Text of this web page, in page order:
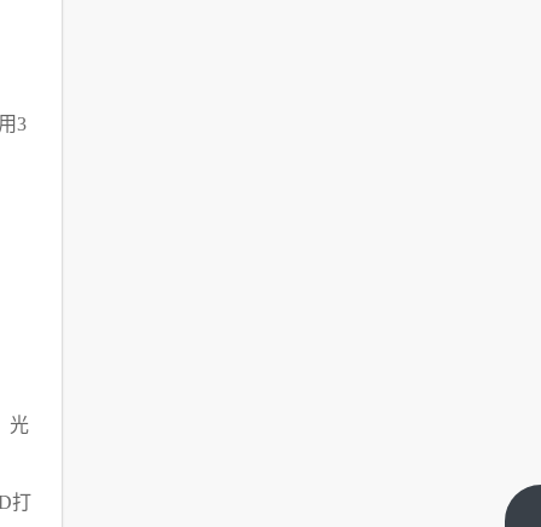
3
光
打